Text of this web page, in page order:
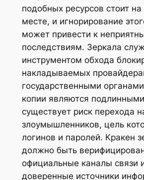
подобных ресурсов стоит
месте, и игнорирование
может привести к
последствиям. Зеркала
инструментом обхода
накладываемых
государственными
копии являются
существует риск перехода
злоумышленников, цель
логинов и паролей. Кракен
должно быть
официальные каналы связи
доверенные источники